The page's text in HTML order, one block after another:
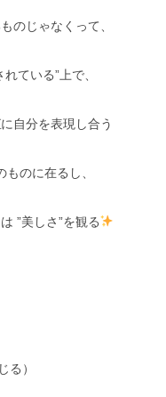
のじゃなくって、
れている”上で、
自分を表現し合う
ものに在るし、
”美しさ”を観る
る）